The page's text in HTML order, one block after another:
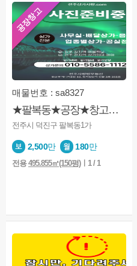
공장창고
매물번호 : sa8327
★팔복동★공장★창고가능
전주시 덕진구 팔복동1가
2,500만 180만
전용495.855㎡(150평)ㅣ1 / 1